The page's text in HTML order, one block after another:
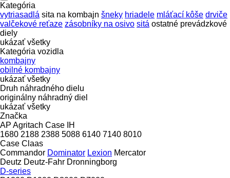
Kategória
vytriasadlá sita na kombajn šneky hriadele mláťací kôše drviče
valčekové reťaze zásobníky na osivo sitá ostatné prevádzkové
diely
ukázať všetky
Kategória vozidla
kombajny
obilné kombajny
ukázať všetky
Druh náhradného dielu
originálny náhradný diel
ukázať všetky
Značka
AP Agritach Case IH
1680 2188 2388 5088 6140 7140 8010
Case Claas
Commandor Dominator Lexion Mercator
Deutz Deutz-Fahr Dronningborg
D-series